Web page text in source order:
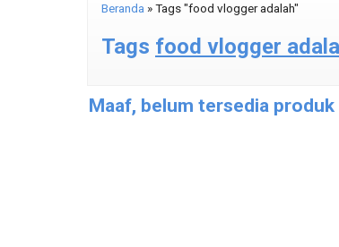
Beranda »Tags "food vlogger adalah"
Tags food vlogger
Maaf, belum tersedia